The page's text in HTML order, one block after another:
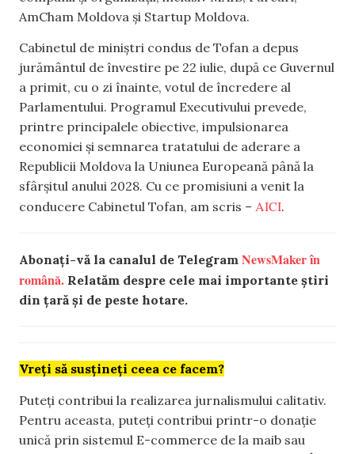
AmCham Moldova și Startup Moldova.
Cabinetul de miniștri condus de Tofan a depus
jurământul de învestire pe 22 iulie, după ce Guvernul
a primit, cu o zi înainte, votul de încredere al
Parlamentului. Programul Executivului prevede,
printre principalele obiective, impulsionarea
economiei și semnarea tratatului de aderare a
Republicii Moldova la Uniunea Europeană până la
sfârșitul anului 2028. Cu ce promisiuni a venit la
conducere Cabinetul Tofan, am scris – AICI.
Abonați-vă la canalul de Telegram NewsMaker în
română. Relatăm despre cele mai importante știri
din țară și de peste hotare.
Vreți să susțineți ceea ce facem?
Puteți contribui la realizarea jurnalismului calitativ.
Pentru aceasta, puteți contribui printr-o donație
unică prin sistemul E-commerce de la maib sau